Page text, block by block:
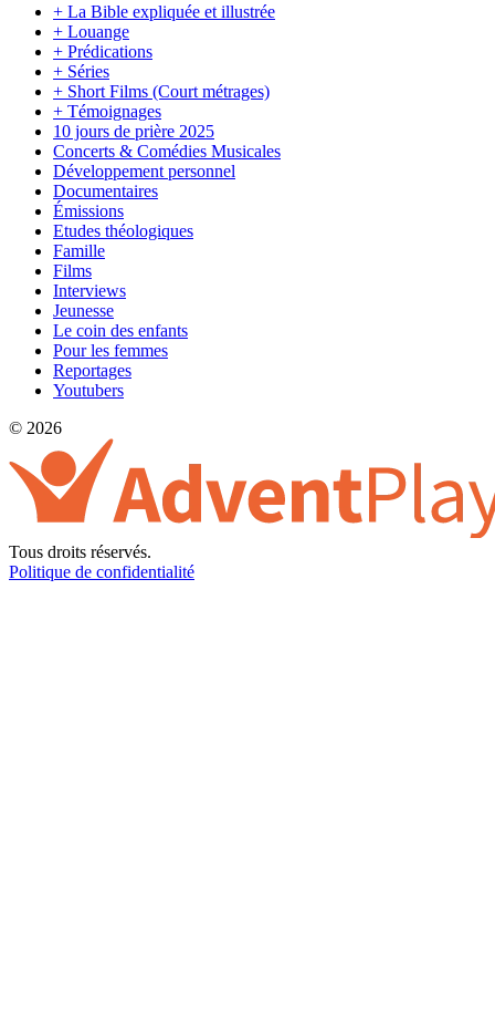
+ La Bible expliquée et illustrée
+ Louange
+ Prédications
+ Séries
+ Short Films (Court métrages)
+ Témoignages
10 jours de prière 2025
Concerts & Comédies Musicales
Développement personnel
Documentaires
Émissions
Etudes théologiques
Famille
Films
Interviews
Jeunesse
Le coin des enfants
Pour les femmes
Reportages
Youtubers
© 2026
Tous droits réservés.
Politique de confidentialité